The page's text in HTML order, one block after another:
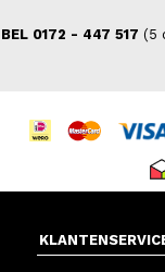
BEL 0172 - 447 517 (5